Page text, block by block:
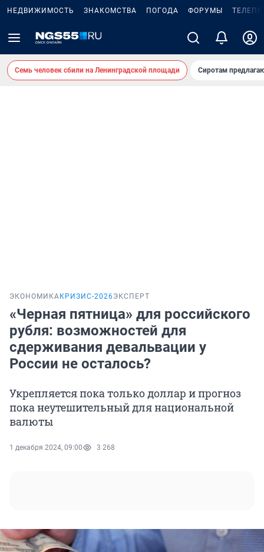
НЕДВИЖИМОСТЬ ЗНАКОМСТВА ПОГОДА ФОРУМЫ
Семь человек сбили на Ленинградской площади Сиротам
ЭКОНОМИКА КРИЗИС-2026ЭКСПЕРТ
«Черная пятница» для российского
рубля: возможностей для
сдерживания девальвации у
России не осталось?
Укрепляется пока только доллар и прогноз
пока неутешительный для национальной
валюты
1 декабря 2024, 09:00 3 268